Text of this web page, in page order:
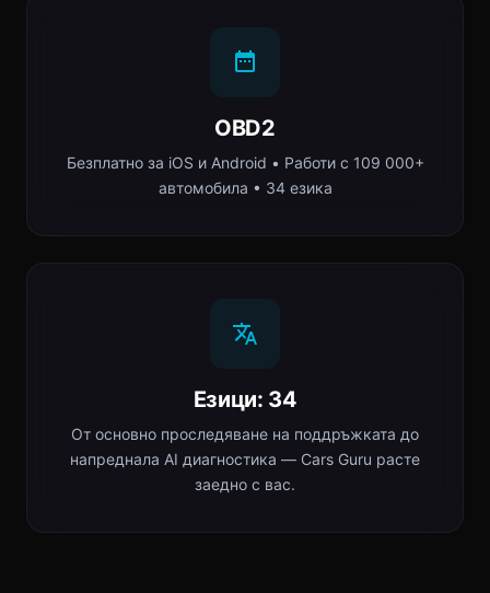
OBD2
Безплатно за iOS и Android • Работи с 109 000+
автомобила • 34 езика
Езици: 34
От основно проследяване на поддръжката до
напреднала AI диагностика — Cars Guru расте
заедно с вас.